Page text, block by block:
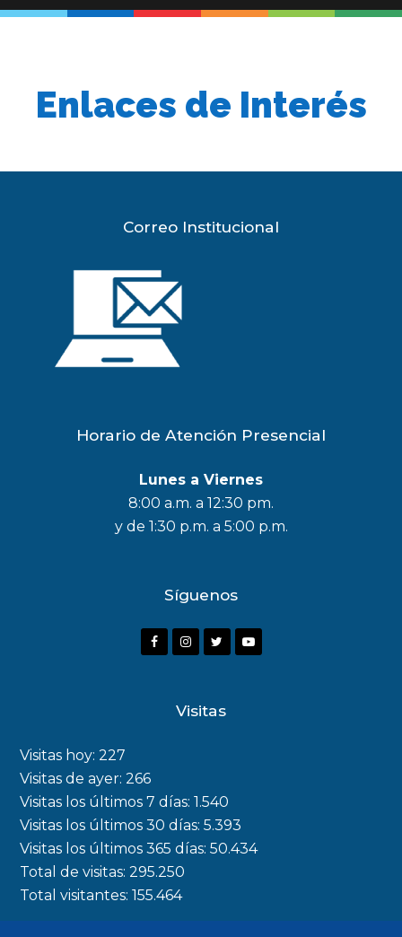
Enlaces de Interés
Correo Institucional
Horario de Atención Presencial
Lunes a Viernes
8:00 a.m. a 12:30 pm.
y de 1:30 p.m. a 5:00 p.m.
Síguenos
F
o
k
I
a
m
r
Y
Visitas
Visitas hoy:227
Visitas de ayer:266
Visitas los últimos 7 días:1.540
Visitas los últimos 30 días:5.393
Visitas los últimos 365 días:50.434
Total de visitas:295.250
Total visitantes:155.464